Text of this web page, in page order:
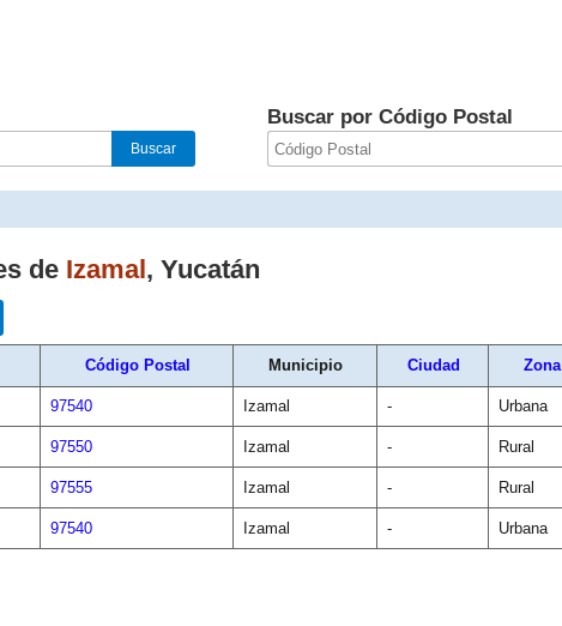
Buscar por Código Postal
de Izamal, Yucatán
Código Postal Municipio Ciudad Zona
97540 Izamal - Urbana
97550 Izamal - Rural
97555 Izamal - Rural
97540 Izamal - Urbana